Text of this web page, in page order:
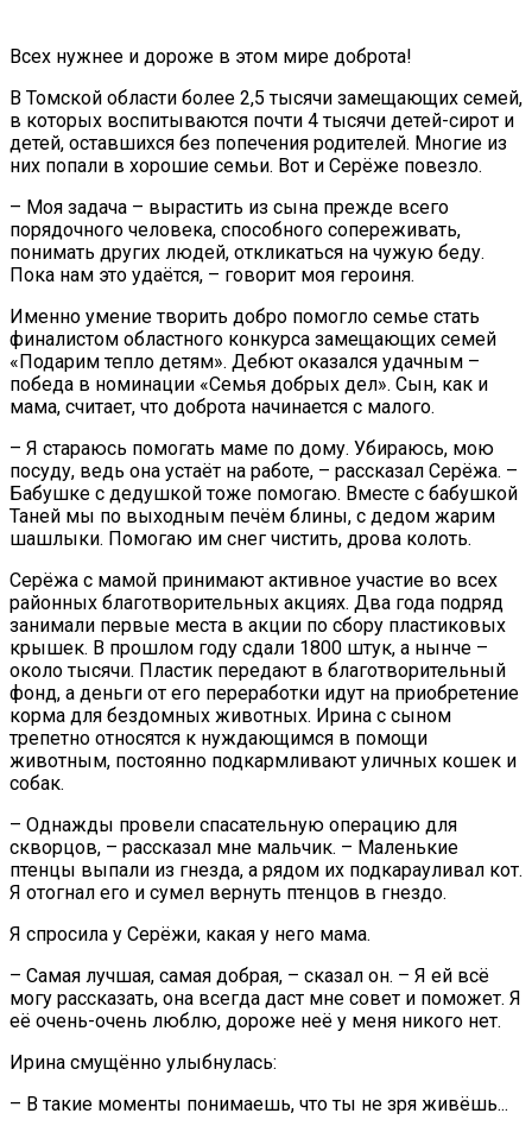
Всех нужнее и дороже в этом мире доброта!
В Томской области более 2,5 тысячи замещающих семей,
в которых воспитываются почти 4 тысячи детей-сирот и
детей, оставшихся без попечения родителей. Многие из
них попали в хорошие семьи. Вот и Серёже повезло.
– Моя задача – вырастить из сына прежде всего
порядочного человека, способного сопереживать,
понимать других людей, откликаться на чужую беду.
Пока нам это удаётся, – говорит моя героиня.
Именно умение творить добро помогло семье стать
финалистом областного конкурса замещающих семей
«Подарим тепло детям». Дебют оказался удачным –
победа в номинации «Семья добрых дел». Сын, как и
мама, считает, что доброта начинается с малого.
– Я стараюсь помогать маме по дому. Убираюсь, мою
посуду, ведь она устаёт на работе, – рассказал Серёжа. –
Бабушке с дедушкой тоже помогаю. Вместе с бабушкой
Таней мы по выходным печём блины, с дедом жарим
шашлыки. Помогаю им снег чистить, дрова колоть.
Серёжа с мамой принимают активное участие во всех
районных благотворительных акциях. Два года подряд
занимали первые места в акции по сбору пластиковых
крышек. В прошлом году сдали 1800 штук, а нынче –
около тысячи. Пластик передают в благотворительный
фонд, а деньги от его переработки идут на приобретение
корма для бездомных животных. Ирина с сыном
трепетно относятся к нуждающимся в помощи
животным, постоянно подкармливают уличных кошек и
собак.
– Однажды провели спасательную операцию для
скворцов, – рассказал мне мальчик. – Маленькие
птенцы выпали из гнезда, а рядом их подкарауливал кот.
Я отогнал его и сумел вернуть птенцов в гнездо.
Я спросила у Серёжи, какая у него мама.
– Самая лучшая, самая добрая, – сказал он. – Я ей всё
могу рассказать, она всегда даст мне совет и поможет. Я
её очень-очень люблю, дороже неё у меня никого нет.
Ирина смущённо улыбнулась:
– В такие моменты понимаешь, что ты не зря живёшь...